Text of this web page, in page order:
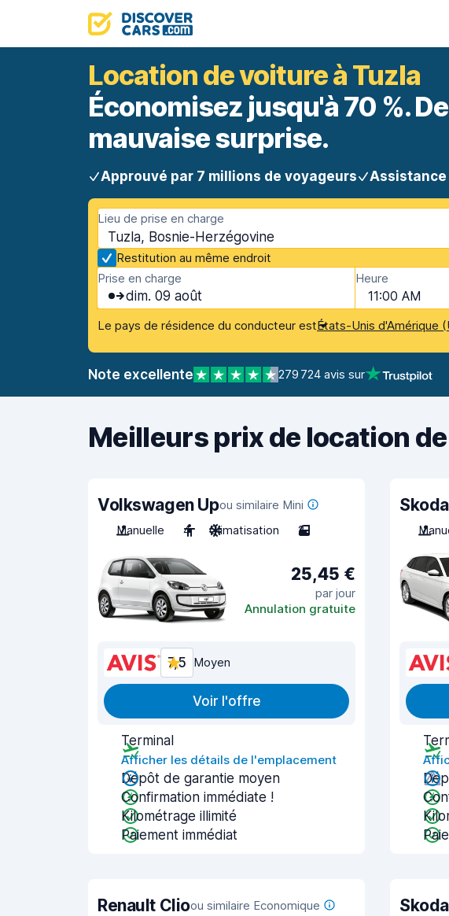
Location de voiture à Tuzla
Économisez jusqu'à 70 %.
mauvaise surprise.
Approuvé par 7 millions de voyageurs
Lieu de prise en charge
Tuzla, Bosnie-Herzégovine
Restitution au même endroit
Prise en charge
dim. 09 août
Heure
11:00 AM
Le pays de résidence du conducteur estÉtats-Unis d'Amérique
Note excellente 279 724 avis sur
Meilleurs prix de location
Volkswagen Upou similaire Mini
Manuelle
4 Climatisation 2
25,45 €
par jour
Annulation gratuite
7,5 Moyen
Voir l'offre
Terminal
Afficher les détails de l'emplacement
Dépôt de garantie moyen
Confirmation immédiate !
Kilométrage illimité
Paiement immédiat
Renault Clioou similaire Economique